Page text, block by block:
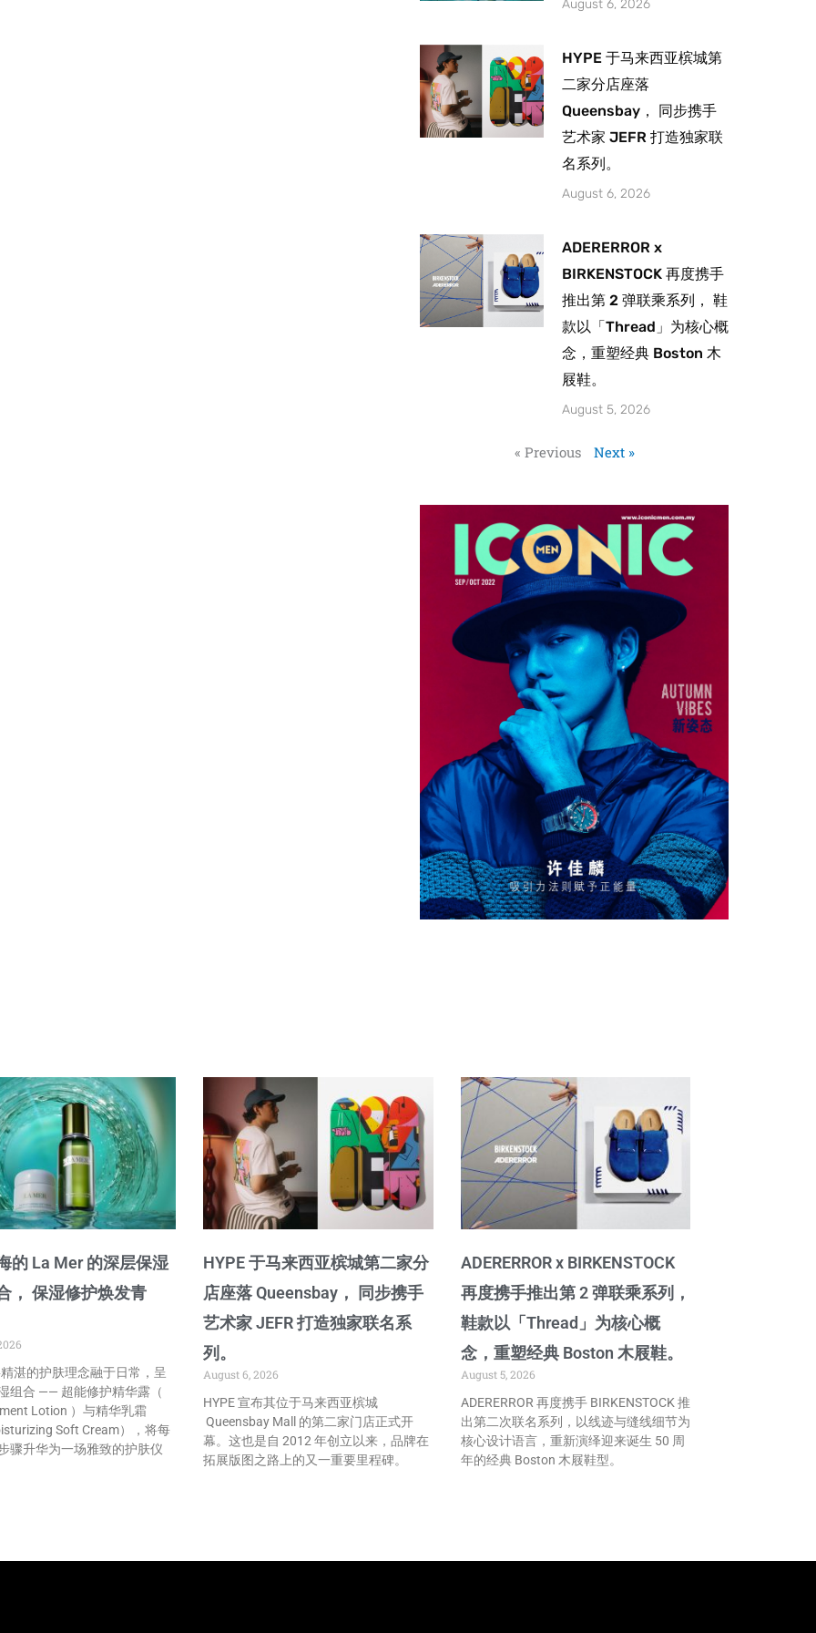
August 6, 2026
HYPE 于马来西亚槟城第
二家分店座落
Queensbay， 同步携手
艺术家 JEFR 打造独家联
名系列。
August 6, 2026
ADERERROR x
BIRKENSTOCK 再度携手
推出第 2 弹联乘系列， 鞋
款以「Thread」为核心概
念，重塑经典 Boston 木
屐鞋。
August 5, 2026
« Previous Next »
的 La Mer 的深层保湿
， 保湿修护焕发青
湛的护肤理念融于日常，呈
组合 —— 超能修护精华露（
Lotion ）与精华乳霜
Soft Cream），将每
骤升华为一场雅致的护肤仪
HYPE 于马来西亚槟城第二家分
店座落 Queensbay， 同步携手
艺术家 JEFR 打造独家联名系
列。
August 6, 2026
HYPE 宣布其位于马来西亚槟城
Queensbay Mall 的第二家门店正式开
幕。这也是自 2012 年创立以来，品牌在
拓展版图之路上的又一重要里程碑。
ADERERROR x BIRKENSTOCK
再度携手推出第 2 弹联乘系列，
鞋款以「Thread」为核心概
念，重塑经典 Boston 木屐鞋。
August 5, 2026
ADERERROR 再度携手 BIRKENSTOCK 推
出第二次联名系列，以线迹与缝线细节为
核心设计语言，重新演绎迎来诞生 50 周
年的经典 Boston 木屐鞋型。